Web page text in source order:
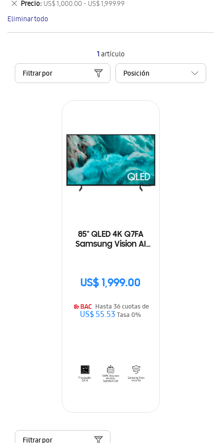
1artículo
Filtrar por
85" QLED 4K Q7FA
Samsung Vision AI
US$ 1,999.00
Hasta 36 cuotas de
US$ 55.53Tasa 0%
artículo
Precio US$ 1,000.00 - US$ 1,999.99
Eliminar
este
artículo
Eliminar todo